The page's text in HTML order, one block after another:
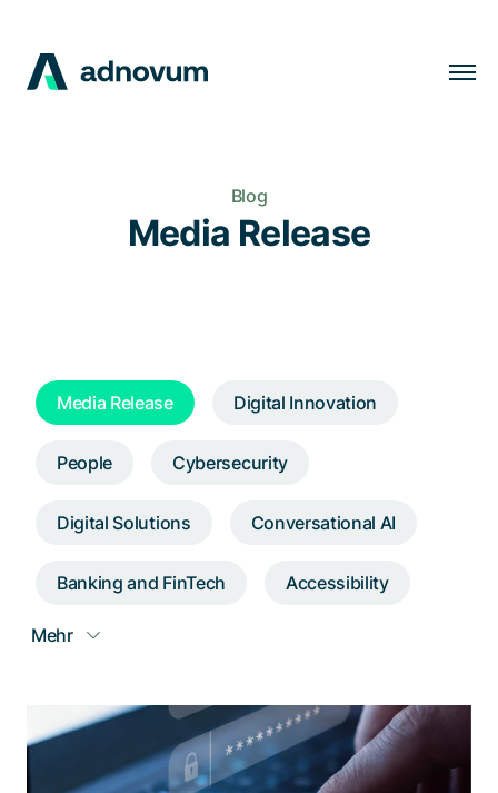
Spezialisten kontaktieren
Blog
Media Release
Media Release Digital Innovation
People Cybersecurity
Digital Solutions Conversational AI
Banking and FinTech Accessibility
Mehr